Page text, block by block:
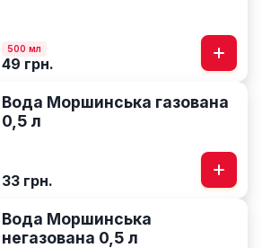
500 мл
49 грн.
Вода Моршинська газована
0,5 л
33 грн.
Вода Моршинська
негазована 0,5 л